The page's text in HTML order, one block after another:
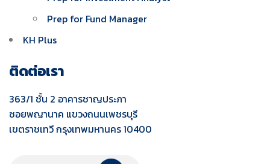
Prep for Fund Manager
KH Plus
ติดต่อเรา
363/1 ชั้น 2 อาคารชาญประภา
ซอยพญานาค แขวงถนนเพชรบุรี
เขตราชเทวี กรุงเทพมหานคร 10400